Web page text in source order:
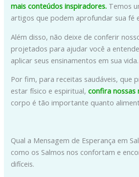
mais conteúdos inspiradores. Temos
artigos que podem aprofundar sua fé
Além disso, não deixe de conferir
projetados para ajudar você a
aplicar seus ensinamentos em sua vida.
Por fim, para receitas saudáveis, que
estar físico e espiritual, confira nossas
corpo é tão importante quanto
Qual a Mensagem de Esperança em
como os Salmos nos confortam e
difíceis.